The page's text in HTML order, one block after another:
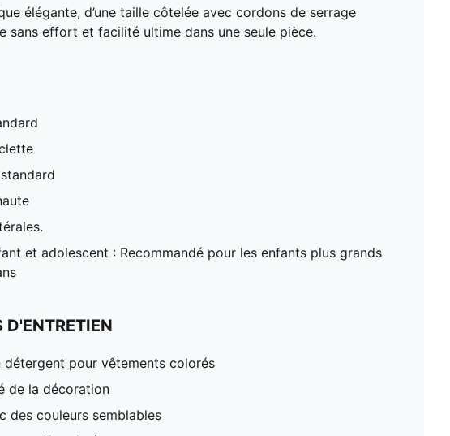
élégante, d’une taille côtelée avec cordons de serrage
effort et facilité ultime dans une seule pièce.
et adolescent : Recommandé pour les enfants plus grands
D'ENTRETIEN
détergent pour vêtements colorés
de la décoration
des couleurs semblables